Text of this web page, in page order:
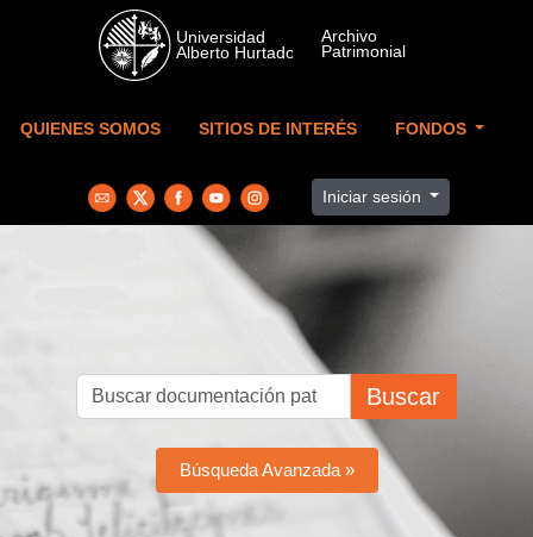
Skip to main content
QUIENES SOMOS SITIOS DE INTERÉS FONDOS
Iniciar sesión
Buscar
Búsqueda Avanzada »